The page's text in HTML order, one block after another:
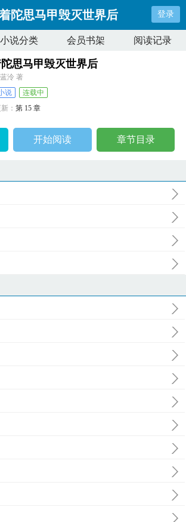
陀思马甲毁灭世界后 登录
小说分类 会员书架 阅读记录
思马甲毁灭世界后
泠 著
说
连载中
：第 15 章
开始阅读 章节目录